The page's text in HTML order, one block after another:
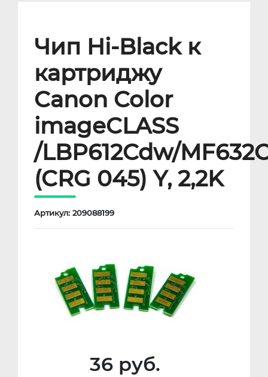
Чип Hi-Black к
картриджу
Canon Color
imageCLASS
/LBP612Cdw/
(CRG 045) Y, 2,2K
Артикул: 209088199
36 руб.